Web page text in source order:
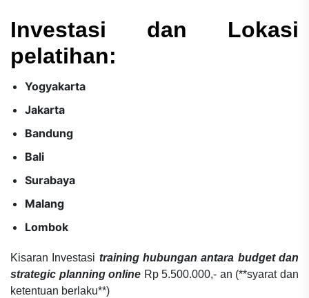
Investasi dan Lokasi
pelatihan:
Yogyakarta
Jakarta
Bandung
Bali
Surabaya
Malang
Lombok
Kisaran Investasi training hubungan antara budget dan
strategic planning online Rp 5.500.000,- an (**syarat dan
ketentuan berlaku**)